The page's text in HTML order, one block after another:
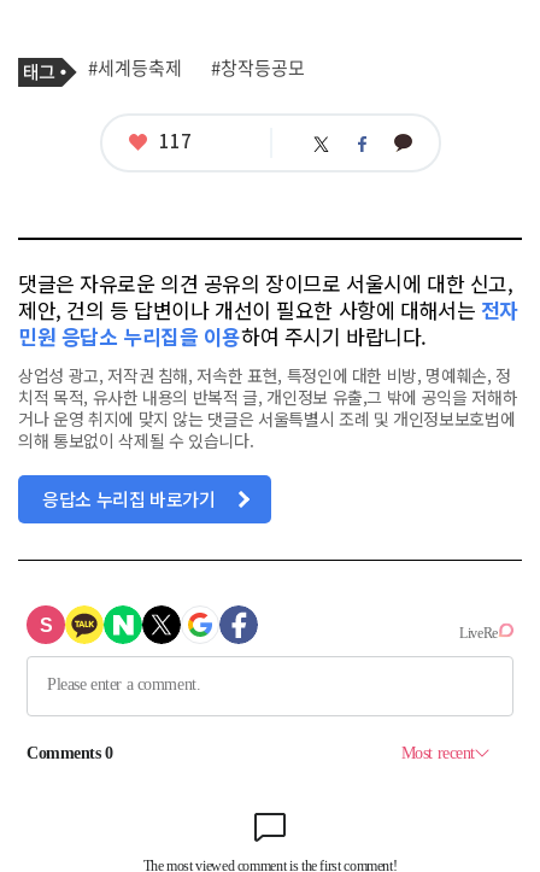
기
사
태
그
#세계등축제 #창작등공모
좋
117 트 페 카
댓글은 자유로운 의견 공유의 장이므로 서울시에 대한 신고,
제안, 건의 등 답변이나 개선이 필요한 사항에 대해서는 전자
민원 응답소 누리집을 이용하여 주시기 바랍니다.
상업성 광고, 저작권 침해, 저속한 표현, 특정인에 대한 비방, 명예훼손, 정
치적 목적, 유사한 내용의 반복적 글, 개인정보 유출,그 밖에 공익을 저해하
거나 운영 취지에 맞지 않는 댓글은 서울특별시 조례 및 개인정보보호법에
의해 통보없이 삭제될 수 있습니다.
응답소 누리집 바로가기